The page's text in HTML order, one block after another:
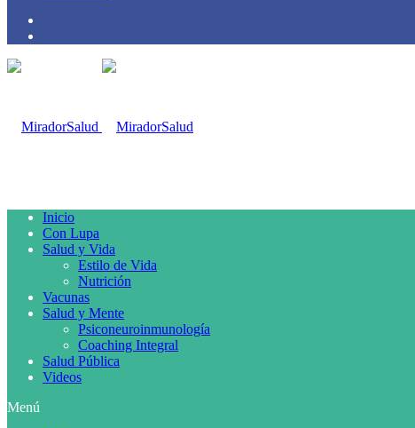
Inicio
Con Lupa
Salud y Vida
Estilo de Vida
Nutrición
Vacunas
Salud y Mente
Psiconeuroinmunología
Coaching Integral
Salud Pública
Videos
Menú